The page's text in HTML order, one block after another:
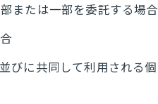
または一部を委託する場合
に共同して利用される